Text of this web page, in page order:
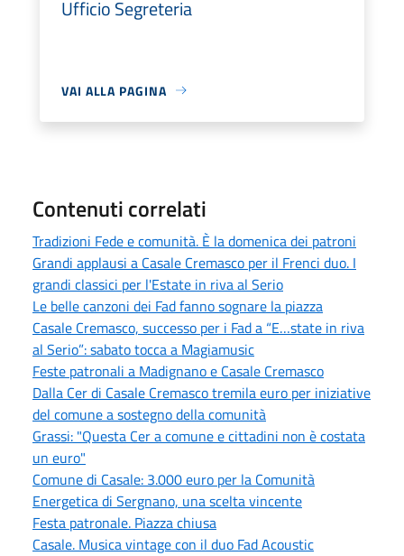
Ufficio Segreteria
VAI ALLA PAGINA
Contenuti correlati
Tradizioni Fede e comunità. È la domenica dei patroni
Grandi applausi a Casale Cremasco per il Frenci duo. I
grandi classici per l'Estate in riva al Serio
Le belle canzoni dei Fad fanno sognare la piazza
Casale Cremasco, successo per i Fad a “E…state in riva
al Serio”: sabato tocca a Magiamusic
Feste patronali a Madignano e Casale Cremasco
Dalla Cer di Casale Cremasco tremila euro per iniziative
del comune a sostegno della comunità
Grassi: "Questa Cer a comune e cittadini non è costata
un euro"
Comune di Casale: 3.000 euro per la Comunità
Energetica di Sergnano, una scelta vincente
Festa patronale. Piazza chiusa
Casale. Musica vintage con il duo Fad Acoustic